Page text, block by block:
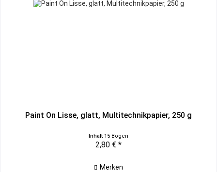
Paint On Lisse, glatt, Multitechnikpapier, 250 g
Inhalt 15 Bogen
2,80 € *
Merken